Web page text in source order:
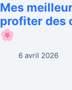
Mes
profiter des
🌸
6 avril 2026